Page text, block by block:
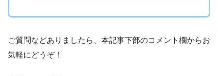
ご質問などありましたら、本記事下部のコメント欄からお
気軽にどうぞ！